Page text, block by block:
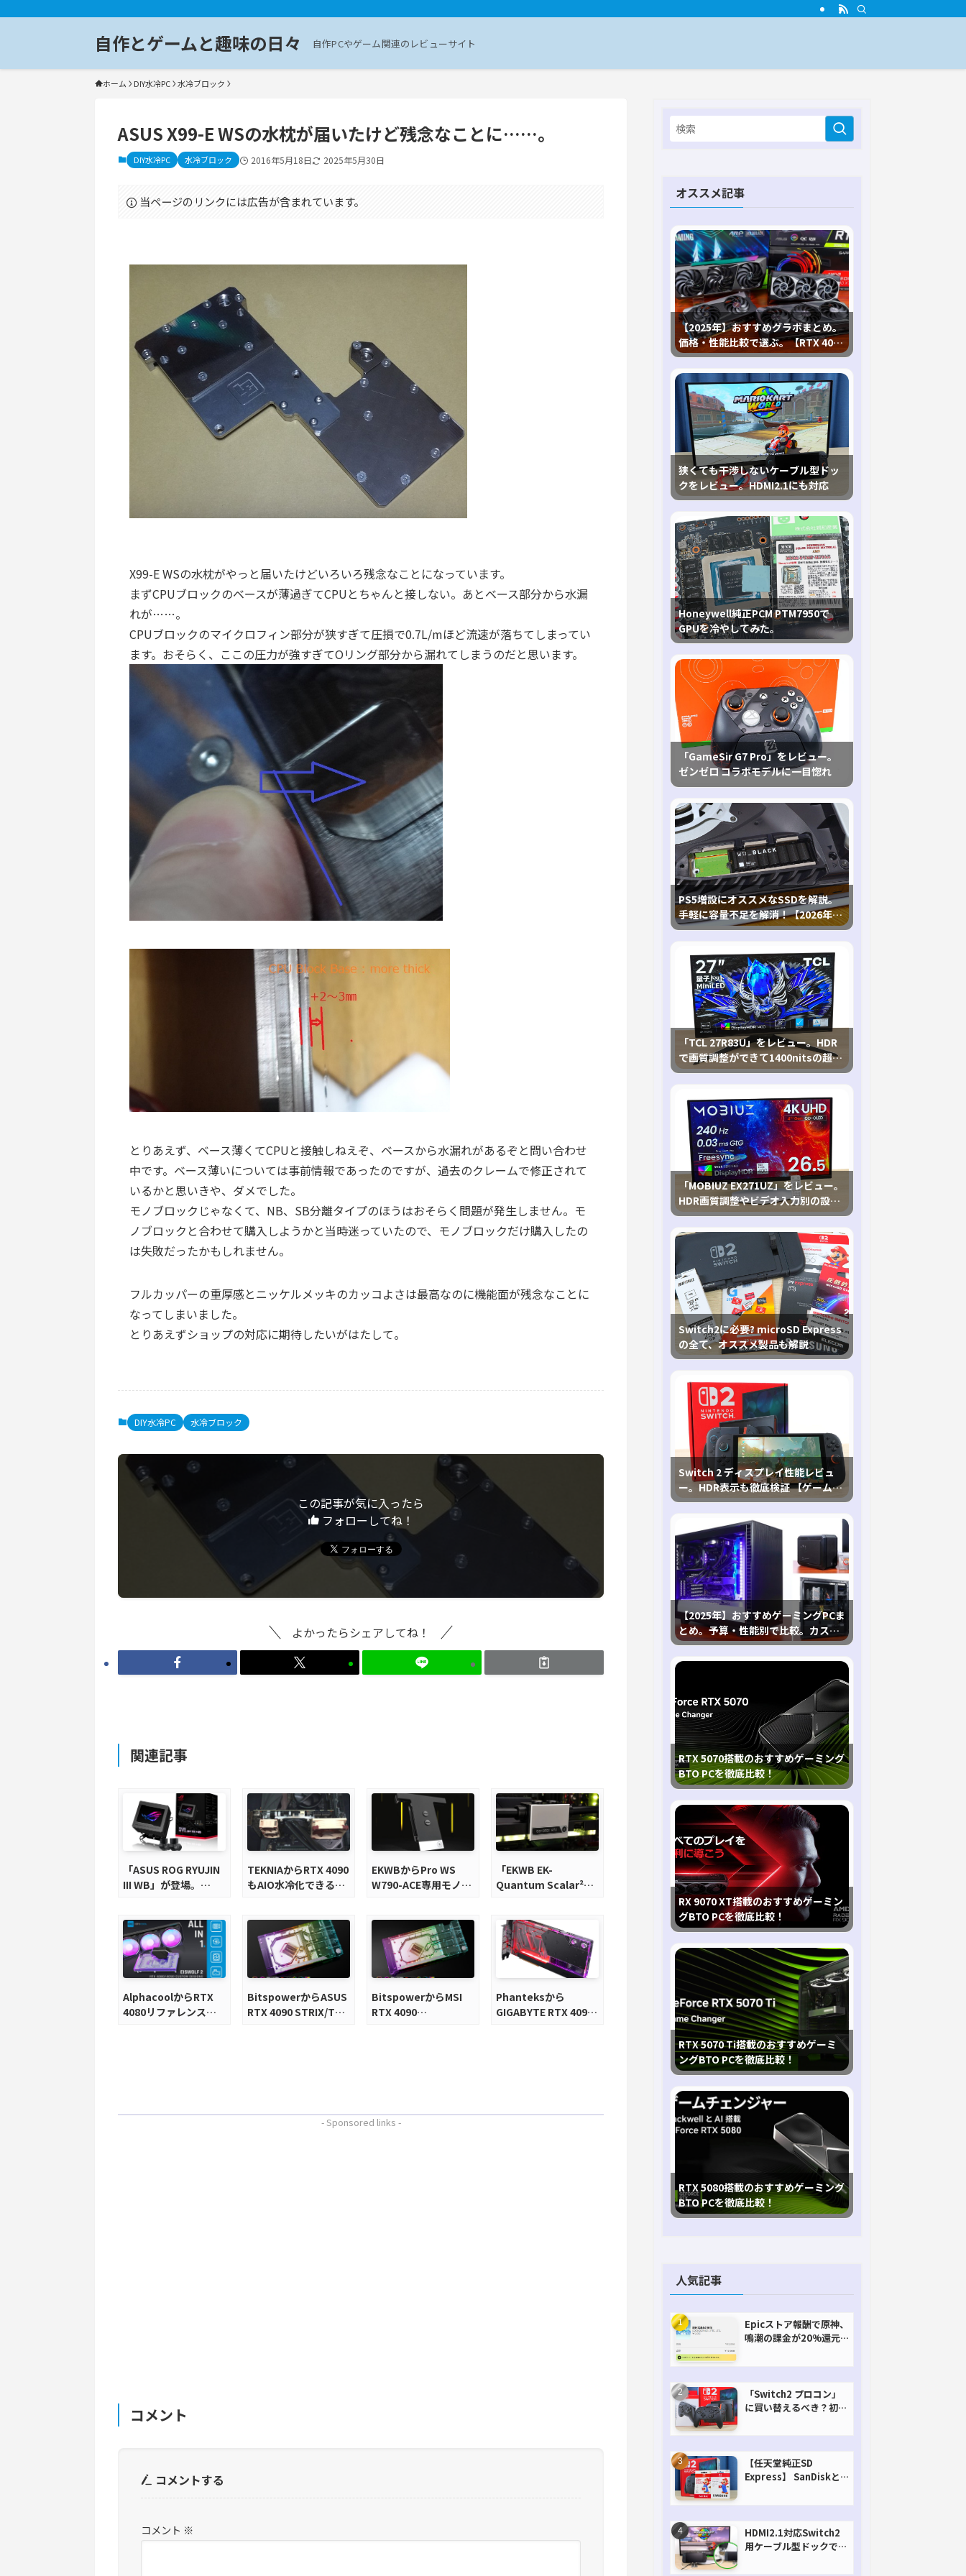
自作とゲームと趣味の日々 自作PCやゲーム関連のレビューサイト
ホーム DIY水冷PC 水冷ブロック
ASUS X99-E WSの水枕が届いたけど残念なことに……。
DIY水冷PC 水冷ブロック 2016年5月18日 2025年5月30日
当ページのリンクには広告が含まれています。
X99-E WSの水枕がやっと届いたけどいろいろ残念なことになっています。
まずCPUブロックのベースが薄過ぎてCPUとちゃんと接しない。あとベース部分から水漏
れが……。
CPUブロックのマイクロフィン部分が狭すぎて圧損で0.7L/mほど流速が落ちてしまってい
ます。おそらく、ここの圧力が強すぎてOリング部分から漏れてしまうのだと思います。
とりあえず、ベース薄くてCPUと接触しねえぞ、ベースから水漏れがあるぞと問い合わせ
中です。ベース薄いについては事前情報であったのですが、過去のクレームで修正されて
いるかと思いきや、ダメでした。
モノブロックじゃなくて、NB、SB分離タイプのほうはおそらく問題が発生しません。モ
ノブロックと合わせて購入しようかと当時迷っていたので、モノブロックだけ購入したの
は失敗だったかもしれません。
フルカッパーの重厚感とニッケルメッキのカッコよさは最高なのに機能面が残念なことに
なってしまいました。
とりあえずショップの対応に期待したいがはたして。
DIY水冷PC 水冷ブロック
この記事が気に入ったら
フォローしてね！
よかったらシェアしてね！
関連記事
「ASUS ROG RYUJIN
III WB」が登場。
TEKNIAからRTX 4090
もAIO水冷化できるク
EKWBからPro WS
W790-ACE専用モノブ
「EKWB EK-
Quantum Scalar²
AlphacoolからRTX
4080リファレンス対
BitspowerからASUS
RTX 4090 STRIX/TUF
BitspowerからMSI
RTX 4090
Phanteksから
GIGABYTE RTX 4090
- Sponsored links -
コメント
コメントする
コメント ※
オススメ記事
【2025年】おすすめグラボまとめ。
価格・性能比較で選ぶ。【RTX 40,
RX 7000各種に対応】
狭くても干渉しないケーブル型ドッ
クをレビュー。HDMI2.1にも対応
Honeywell純正PCM PTM7950で
GPUを冷やしてみた。
「GameSir G7 Pro」をレビュー。
ゼンゼロ コラボモデルに一目惚れ
PS5増設にオススメなSSDを解説。
手軽に容量不足を解消！【2026年最
新、PS5 Proにも対応】
「TCL 27R83U」をレビュー。HDR
で画質調整ができて1400nitsの超高
輝度も発揮！
「MOBIUZ EX271UZ」をレビュー。
HDR画質調整やビデオ入力別の設定
が可能な4K有機ELゲーミングモニタ
を徹底検証
Switch2に必要? microSD Express
の全て、オススメ製品も解説
Switch 2 ディスプレイ性能レビュ
ー。HDR表示も徹底検証 【ゲームに
おけるHDRの未来を切り開く1台！】
【2025年】おすすめゲーミングPCま
とめ。予算・性能別で比較。カスタ
マイズ指南も
RTX 5070搭載のおすすめゲーミング
BTO PCを徹底比較！
RX 9070 XT搭載のおすすめゲーミン
グBTO PCを徹底比較！
RTX 5070 Ti搭載のおすすめゲーミ
ングBTO PCを徹底比較！
RTX 5080搭載のおすすめゲーミング
BTO PCを徹底比較！
人気記事
Epicストア報酬で原神、
鳴潮の課金が20%還元
「Switch2 プロコン」
に買い替えるべき？初代
【任天堂純正SD
Express】 SanDiskと
HDMI2.1対応Switch2
用ケーブル型ドックで省